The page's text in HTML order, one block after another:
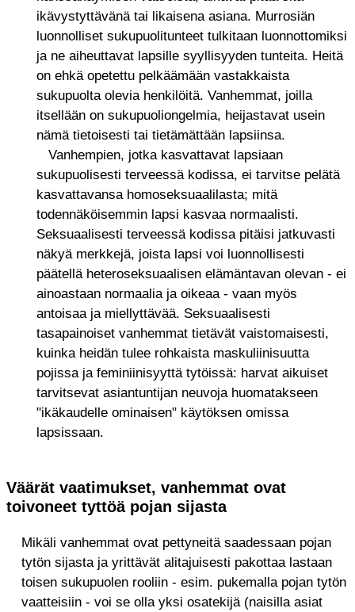
ikävystyttävänä tai likaisena asiana. Murrosiän
luonnolliset sukupuolitunteet tulkitaan luonnottomiksi
ja ne aiheuttavat lapsille syyllisyyden tunteita. Heitä
on ehkä opetettu pelkäämään vastakkaista
sukupuolta olevia henkilöitä. Vanhemmat, joilla
itsellään on sukupuoliongelmia, heijastavat usein
nämä tietoisesti tai tietämättään lapsiinsa.
Vanhempien, jotka kasvattavat lapsiaan
sukupuolisesti terveessä kodissa, ei tarvitse pelätä
kasvattavansa homoseksuaalilasta; mitä
todennäköisemmin lapsi kasvaa normaalisti.
Seksuaalisesti terveessä kodissa pitäisi jatkuvasti
näkyä merkkejä, joista lapsi voi luonnollisesti
päätellä heteroseksuaalisen elämäntavan olevan - ei
ainoastaan normaalia ja oikeaa - vaan myös
antoisaa ja miellyttävää. Seksuaalisesti
tasapainoiset vanhemmat tietävät vaistomaisesti,
kuinka heidän tulee rohkaista maskuliinisuutta
pojissa ja feminiinisyyttä tytöissä: harvat aikuiset
tarvitsevat asiantuntijan neuvoja huomatakseen
"ikäkaudelle ominaisen" käytöksen omissa
lapsissaan.
Väärät vaatimukset, vanhemmat ovat
toivoneet tyttöä pojan sijasta
Mikäli vanhemmat ovat pettyneitä saadessaan pojan
tytön sijasta ja yrittävät alitajuisesti pakottaa lastaan
toisen sukupuolen rooliin - esim. pukemalla pojan tytön
vaatteisiin - voi se olla yksi osatekijä (naisilla asiat